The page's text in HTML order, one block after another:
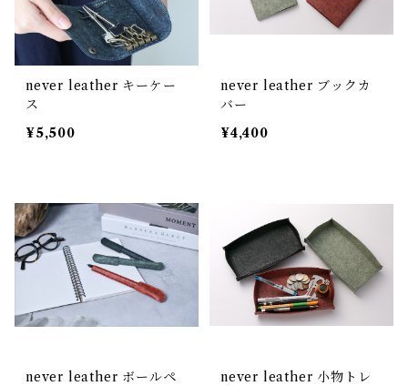
never leather キーケー
ス
¥5,500
never leather ブックカ
バー
¥4,400
never leather ボールペ
never leather 小物トレ